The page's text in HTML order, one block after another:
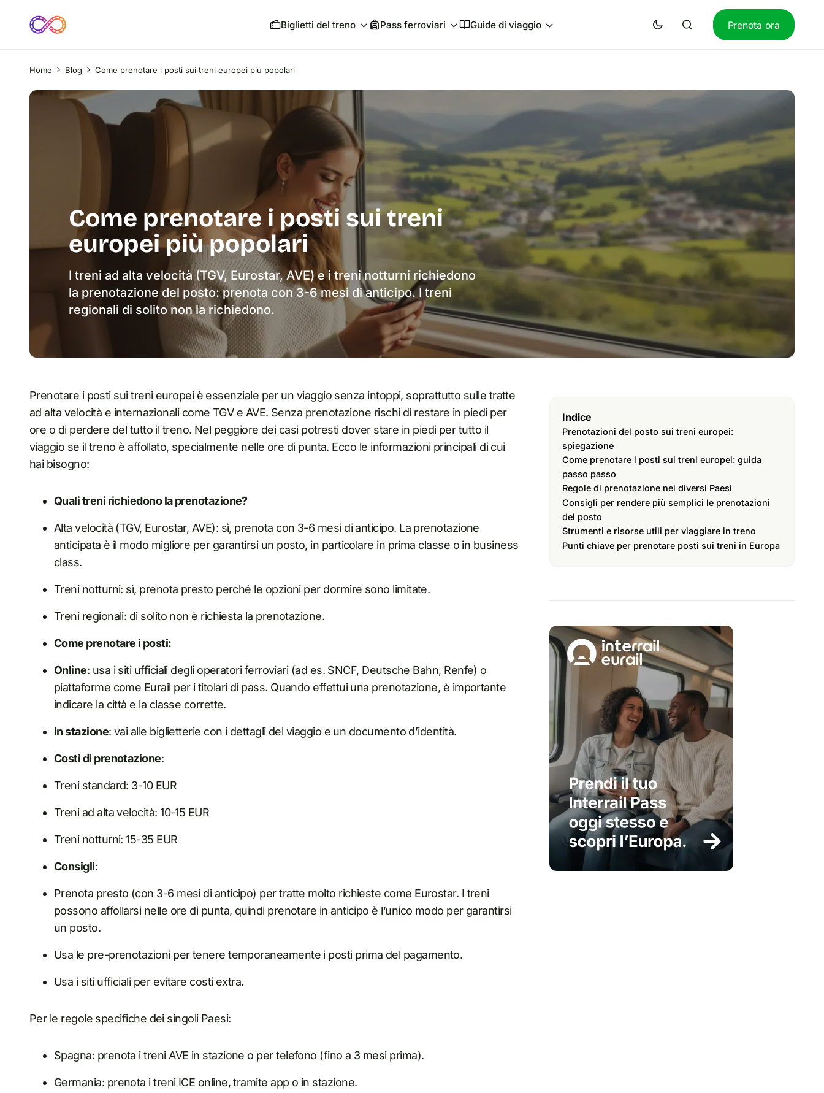
Biglietti del treno Pass ferroviari Guide di viaggio Prenota ora
Home Blog Come prenotare i posti sui treni europei più popolari
Come prenotare i posti sui treni
europei più popolari
I treni ad alta velocità (TGV, Eurostar, AVE) e i treni notturni richiedono
la prenotazione del posto: prenota con 3-6 mesi di anticipo. I treni
regionali di solito non la richiedono.
Prenotare i posti sui treni europei è essenziale per un viaggio senza intoppi, soprattutto sulle tratte
ad alta velocità e internazionali come TGV e AVE. Senza prenotazione rischi di restare in piedi per
ore o di perdere del tutto il treno. Nel peggiore dei casi potresti dover stare in piedi per tutto il
viaggio se il treno è affollato, specialmente nelle ore di punta. Ecco le informazioni principali di cui
hai bisogno:
Quali treni richiedono la prenotazione?
Alta velocità (TGV, Eurostar, AVE): sì, prenota con 3-6 mesi di anticipo. La prenotazione
anticipata è il modo migliore per garantirsi un posto, in particolare in prima classe o in business
class.
Treni notturni: sì, prenota presto perché le opzioni per dormire sono limitate.
Treni regionali: di solito non è richiesta la prenotazione.
Come prenotare i posti:
Online: usa i siti ufficiali degli operatori ferroviari (ad es. SNCF, Deutsche Bahn, Renfe) o
piattaforme come Eurail per i titolari di pass. Quando effettui una prenotazione, è importante
indicare la città e la classe corrette.
In stazione: vai alle biglietterie con i dettagli del viaggio e un documento d’identità.
Costi di prenotazione:
Treni standard: 3-10 EUR
Treni ad alta velocità: 10-15 EUR
Treni notturni: 15-35 EUR
Consigli:
Prenota presto (con 3-6 mesi di anticipo) per tratte molto richieste come Eurostar. I treni
possono affollarsi nelle ore di punta, quindi prenotare in anticipo è l’unico modo per garantirsi
un posto.
Usa le pre-prenotazioni per tenere temporaneamente i posti prima del pagamento.
Usa i siti ufficiali per evitare costi extra.
Per le regole specifiche dei singoli Paesi:
Spagna: prenota i treni AVE in stazione o per telefono (fino a 3 mesi prima).
Germania: prenota i treni ICE online, tramite app o in stazione.
Indice
Prenotazioni del posto sui treni europei:
spiegazione
Come prenotare i posti sui treni europei: guida
passo passo
Regole di prenotazione nei diversi Paesi
Consigli per rendere più semplici le prenotazioni
del posto
Strumenti e risorse utili per viaggiare in treno
Punti chiave per prenotare posti sui treni in Europa